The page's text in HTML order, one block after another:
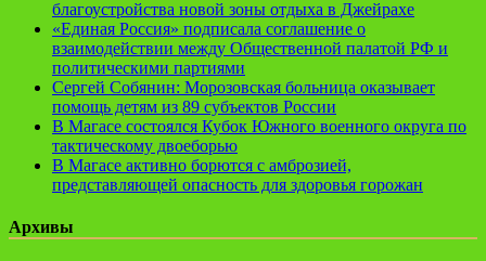
благоустройства новой зоны отдыха в Джейрахе
«Единая Россия» подписала соглашение о
взаимодействии между Общественной палатой РФ и
политическими партиями
Сергей Собянин: Морозовская больница оказывает
помощь детям из 89 субъектов России
В Магасе состоялся Кубок Южного военного округа по
тактическому двоеборью
В Магасе активно борются с амброзией,
представляющей опасность для здоровья горожан
Архивы